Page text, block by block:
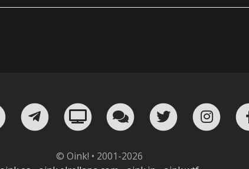
¡Mándame un email!
¡Nuestro canal en Telegram!
Oink! TV Charla con nosotros
Twitter
© Oink! • 2001-2026